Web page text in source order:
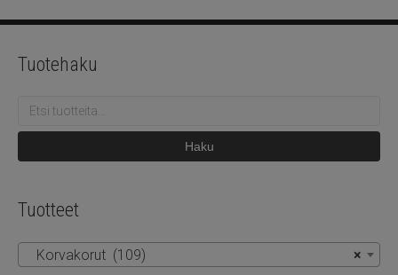
k
Tuotehaku
Etsi:
Haku
Tuotteet
×
Korvakorut (109)